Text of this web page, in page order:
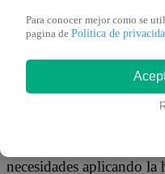
niño y el manejo de
través de Facebook
A raíz del
es
necesidades aplicando la
Para conocer mejor como se
pagina de Política de